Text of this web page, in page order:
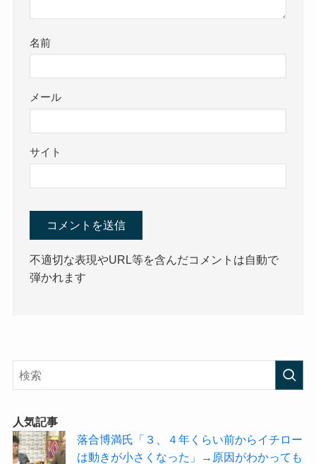
名前
メール
サイト
不適切な表現やURL等を含んだコメントは自動で
弾かれます
人気記事
落合博満氏「３、４年くらい前からイチロー
は動きが小さくなった」→原因がわかっても